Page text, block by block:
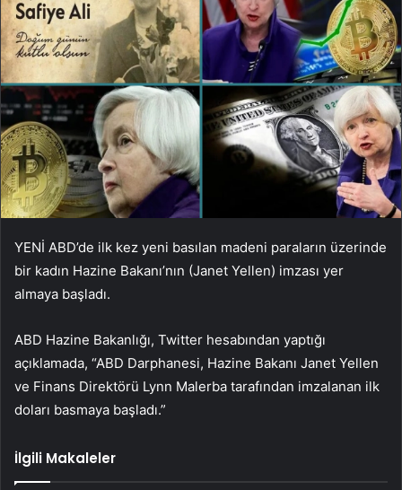
YENİ ABD’de ilk kez yeni basılan madeni paraların üzerinde
bir kadın Hazine Bakanı’nın (Janet Yellen) imzası yer
almaya başladı.
ABD Hazine Bakanlığı, Twitter hesabından yaptığı
açıklamada, “ABD Darphanesi, Hazine Bakanı Janet Yellen
ve Finans Direktörü Lynn Malerba tarafından imzalanan ilk
doları basmaya başladı.”
İlgili Makaleler